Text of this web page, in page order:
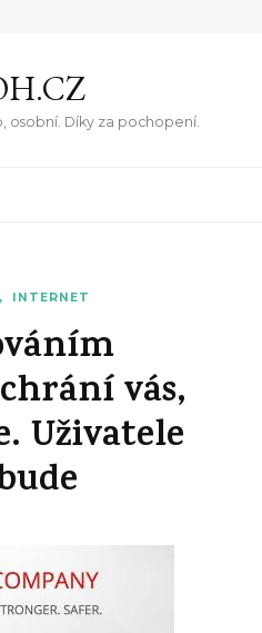
osobní. Díky za pochopení.
INTERNET
vás,
Uživatele